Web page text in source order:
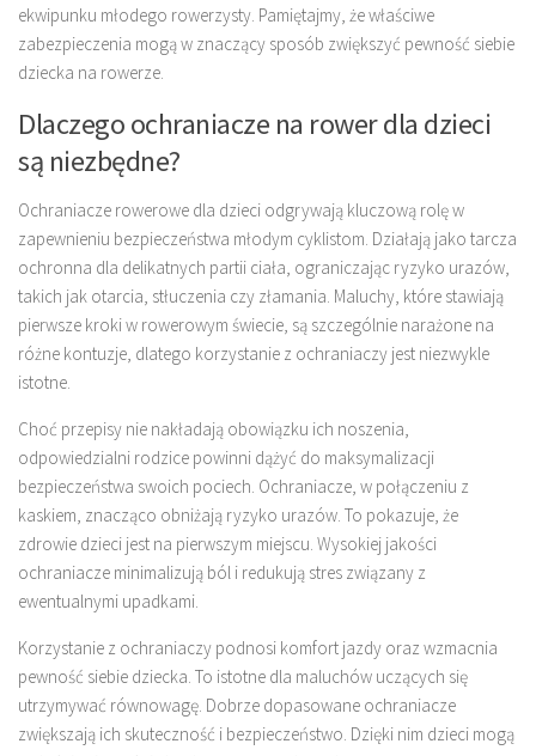
ekwipunku młodego rowerzysty. Pamiętajmy, że właściwe
zabezpieczenia mogą w znaczący sposób zwiększyć pewność siebie
dziecka na rowerze.
Dlaczego ochraniacze na rower dla dzieci
są niezbędne?
Ochraniacze rowerowe dla dzieci odgrywają kluczową rolę w
zapewnieniu bezpieczeństwa młodym cyklistom. Działają jako tarcza
ochronna dla delikatnych partii ciała, ograniczając ryzyko urazów,
takich jak otarcia, stłuczenia czy złamania. Maluchy, które stawiają
pierwsze kroki w rowerowym świecie, są szczególnie narażone na
różne kontuzje, dlatego korzystanie z ochraniaczy jest niezwykle
istotne.
Choć przepisy nie nakładają obowiązku ich noszenia,
odpowiedzialni rodzice powinni dążyć do maksymalizacji
bezpieczeństwa swoich pociech. Ochraniacze, w połączeniu z
kaskiem, znacząco obniżają ryzyko urazów. To pokazuje, że
zdrowie dzieci jest na pierwszym miejscu. Wysokiej jakości
ochraniacze minimalizują ból i redukują stres związany z
ewentualnymi upadkami.
Korzystanie z ochraniaczy podnosi komfort jazdy oraz wzmacnia
pewność siebie dziecka. To istotne dla maluchów uczących się
utrzymywać równowagę. Dobrze dopasowane ochraniacze
zwiększają ich skuteczność i bezpieczeństwo. Dzięki nim dzieci mogą